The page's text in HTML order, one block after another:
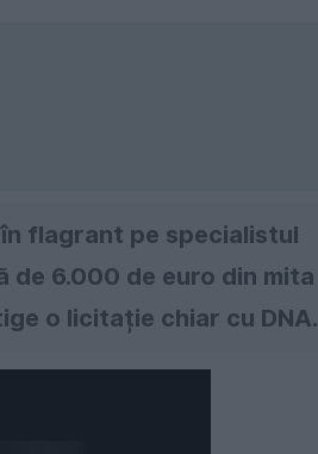
flagrant pe specialistul
de 6.000 de euro din mita
o licitație chiar cu DNA.